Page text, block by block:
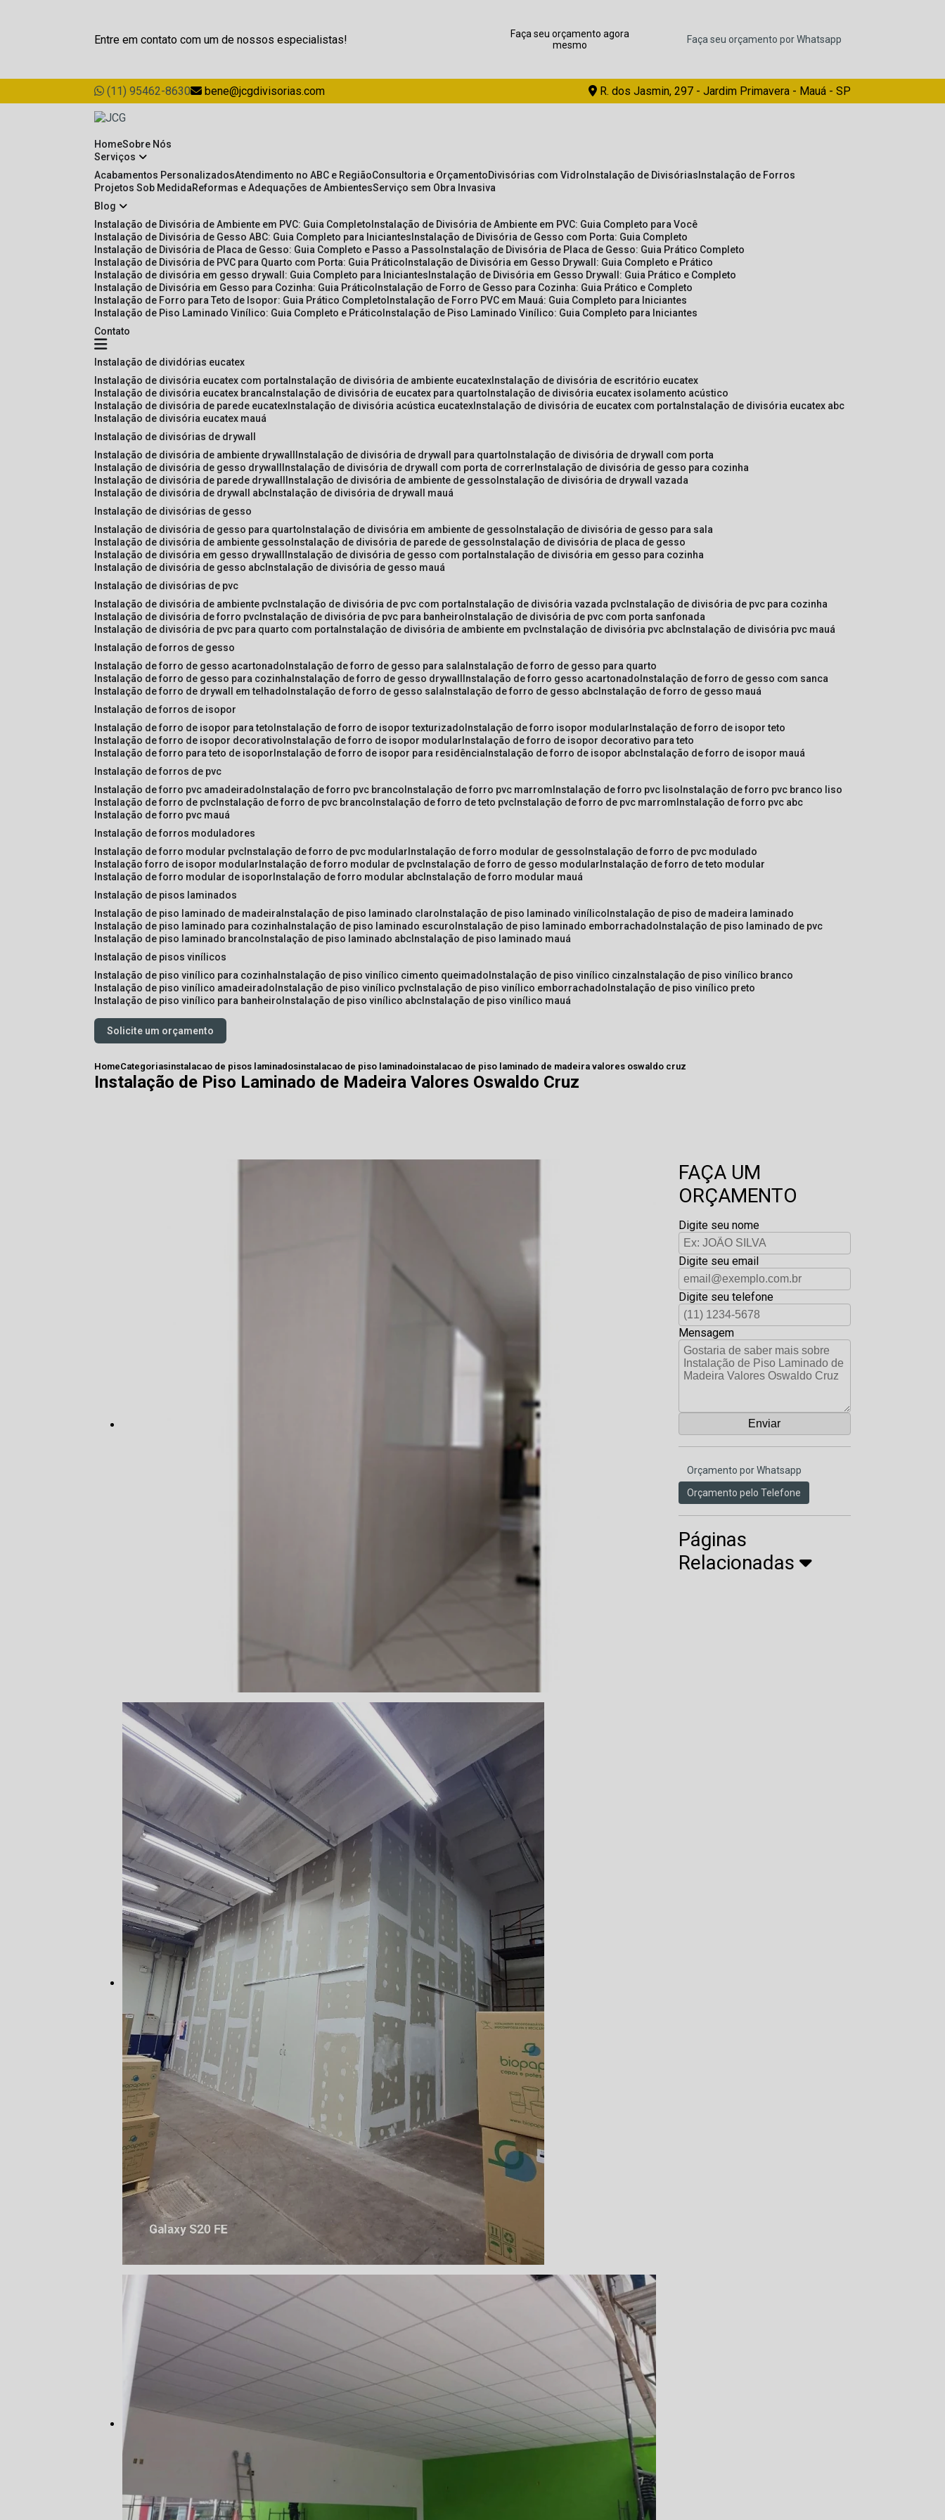
Entre em contato com um de nossos especialistas!
Faça seu orçamento agora
mesmo
Faça seu orçamento por Whatsapp
(11) 95462-8630 bene@jcgdivisorias.com R. dos Jasmin, 297 - Jardim Primavera - Mauá - SP
Home Sobre Nós
Serviços
Acabamentos Personalizados Atendimento no ABC e Região Consultoria e Orçamento Divisórias com Vidro Instalação de Divisórias Instalação de Forros
Projetos Sob Medida
Reformas e Adequações de Ambientes Serviço sem Obra Invasiva
Blog
Instalação de Divisória de Ambiente em PVC: Guia Completo Instalação de Divisória de Ambiente em PVC: Guia Completo para Você
Instalação de Divisória de Gesso ABC: Guia Completo para Iniciantes Instalação de Divisória de Gesso com Porta: Guia Completo
Instalação de Divisória de Placa de Gesso: Guia Completo e Passo a Passo Instalação de Divisória de Placa de Gesso: Guia Prático Completo
Instalação de Divisória de PVC para Quarto com Porta: Guia Prático Instalação de Divisória em Gesso Drywall: Guia Completo e Prático
Instalação de divisória em gesso drywall: Guia Completo para Iniciantes Instalação de Divisória em Gesso Drywall: Guia Prático e Completo
Instalação de Divisória em Gesso para Cozinha: Guia Prático Instalação de Forro de Gesso para Cozinha: Guia Prático e Completo
Instalação de Forro para Teto de Isopor: Guia Prático Completo Instalação de Forro PVC em Mauá: Guia Completo para Iniciantes
Instalação de Piso Laminado Vinílico: Guia Completo e Prático Instalação de Piso Laminado Vinílico: Guia Completo para Iniciantes
Contato
instalação de dividórias eucatex
instalação de divisória eucatex com porta instalação de divisória de ambiente eucatex instalação de divisória de escritório eucatex
instalação de divisória eucatex branca instalação de divisória de eucatex para quarto instalação de divisória eucatex isolamento acústico
instalação de divisória de parede eucatex instalação de divisória acústica eucatex instalação de divisória de eucatex com porta instalação de divisória eucatex abc
instalação de divisória eucatex mauá
instalação de divisórias de drywall
instalação de divisória de ambiente drywall
instalação de divisória de drywall para quarto instalação de divisória de drywall com porta
instalação de divisória de gesso drywall
instalação de divisória de drywall com porta de correr instalação de divisória de gesso para cozinha
instalação de divisória de parede drywall
instalação de divisória de ambiente de gesso instalação de divisória de drywall vazada
instalação de divisória de drywall abc instalação de divisória de drywall mauá
instalação de divisórias de gesso
instalação de divisória de gesso para quarto instalação de divisória em ambiente de gesso instalação de divisória de gesso para sala
instalação de divisória de ambiente gesso instalação de divisória de parede de gesso instalação de divisória de placa de gesso
instalação de divisória em gesso drywall
instalação de divisória de gesso com porta instalação de divisória em gesso para cozinha
instalação de divisória de gesso abc instalação de divisória de gesso mauá
instalação de divisórias de pvc
instalação de divisória de ambiente pvc instalação de divisória de pvc com porta instalação de divisória vazada pvc instalação de divisória de pvc para cozinha
instalação de divisória de forro pvc instalação de divisória de pvc para banheiro instalação de divisória de pvc com porta sanfonada
instalação de divisória de pvc para quarto com porta instalação de divisória de ambiente em pvc instalação de divisória pvc abc instalação de divisória pvc mauá
instalação de forros de gesso
instalação de forro de gesso acartonado instalação de forro de gesso para sala instalação de forro de gesso para quarto
instalação de forro de gesso para cozinha instalação de forro de gesso drywall instalação de forro gesso acartonado instalação de forro de gesso com sanca
instalação de forro de drywall em telhado instalação de forro de gesso sala instalação de forro de gesso abc instalação de forro de gesso mauá
instalação de forros de isopor
instalação de forro de isopor para teto instalação de forro de isopor texturizado instalação de forro isopor modular instalação de forro de isopor teto
instalação de forro de isopor decorativo instalação de forro de isopor modular instalação de forro de isopor decorativo para teto
instalação de forro para teto de isopor instalação de forro de isopor para residência instalação de forro de isopor abc instalação de forro de isopor mauá
instalação de forros de pvc
instalação de forro pvc amadeirado instalação de forro pvc branco instalação de forro pvc marrom instalação de forro pvc liso instalação de forro pvc branco liso
instalação de forro de pvc instalação de forro de pvc branco instalação de forro de teto pvc instalação de forro de pvc marrom instalação de forro pvc abc
instalação de forro pvc mauá
instalação de forros moduladores
instalação de forro modular pvc instalação de forro de pvc modular instalação de forro modular de gesso instalação de forro de pvc modulado
instalação forro de isopor modular instalação de forro modular de pvc instalação de forro de gesso modular instalação de forro de teto modular
instalação de forro modular de isopor instalação de forro modular abc instalação de forro modular mauá
instalação de pisos laminados
instalação de piso laminado de madeira instalação de piso laminado claro instalação de piso laminado vinílico instalação de piso de madeira laminado
instalação de piso laminado para cozinha instalação de piso laminado escuro instalação de piso laminado emborrachado instalação de piso laminado de pvc
instalação de piso laminado branco instalação de piso laminado abc instalação de piso laminado mauá
instalação de pisos vinílicos
instalação de piso vinílico para cozinha instalação de piso vinílico cimento queimado instalação de piso vinílico cinza instalação de piso vinílico branco
instalação de piso vinílico amadeirado instalação de piso vinílico pvc instalação de piso vinílico emborrachado instalação de piso vinílico preto
instalação de piso vinílico para banheiro instalação de piso vinílico abc instalação de piso vinílico mauá
Solicite um orçamento
HomeCategoriasinstalacao de pisos laminadosinstalacao de piso laminadoinstalacao de piso laminado de madeira valores oswaldo cruz
Instalação de Piso Laminado de Madeira Valores Oswaldo Cruz
FAÇA UM
ORÇAMENTO
Digite seu nome
Digite seu email
Digite seu telefone
Mensagem
Orçamento por Whatsapp
Orçamento pelo Telefone
Páginas
Relacionadas